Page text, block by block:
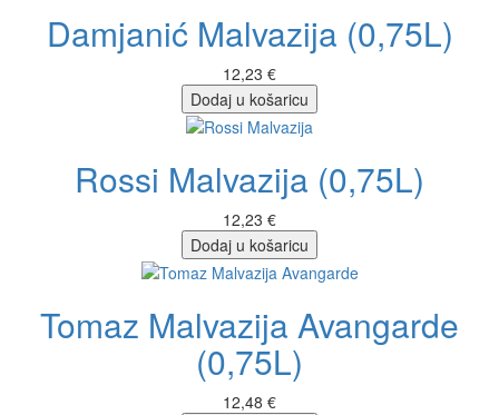
Damjanić Malvazija (0,75L)
12,23 €
Dodaj u košaricu
Rossi Malvazija (0,75L)
12,23 €
Dodaj u košaricu
Tomaz Malvazija Avangarde
(0,75L)
12,48 €